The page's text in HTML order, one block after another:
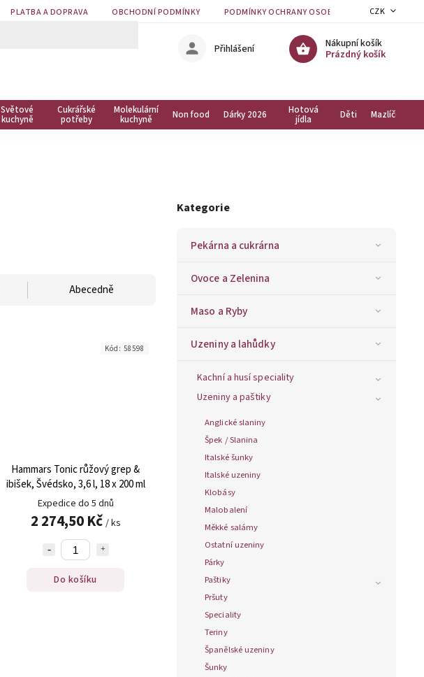
PLATBA A DOPRAVA OBCHODNÍ PODMÍNKY PODMÍNKY OCHRANY OSOBNÍCH ÚDAJŮ
CZK
Nákupní košík
Prázdný košík
Přihlášení
Světové
kuchyně
Cukrářské
potřeby
Molekulární
kuchyně Non food Dárky 2026 Hotová
jídla Děti Mazlíčci
Kategorie
Pekárna a cukrárna
Ovoce a Zelenina
Maso a Ryby
Uzeniny a lahůdky
Kachní a husí speciality
Uzeniny a paštiky
Anglické slaniny
Špek / Slanina
Italské šunky
Italské uzeniny
Klobásy
Malobalení
Měkké salámy
Ostatní uzeniny
Párky
Paštiky
Pršuty
Speciality
Teriny
Španělské uzeniny
Šunky
Abecedně
Hammars Tonic růžový grep &
ibišek, Švédsko, 3,6 l, 18 x 200 ml
Expedice do 5 dnů
2 274,50 Kč / ks
Do košíku
Kód: 58598